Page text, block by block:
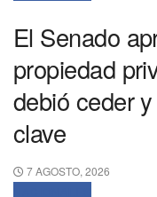
El Senado
propiedad
debió ceder
clave
7 AGOSTO, 2026